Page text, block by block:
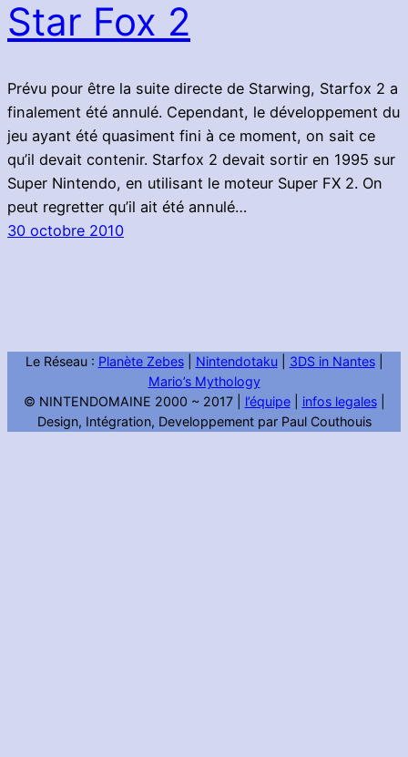
Star Fox 2
Prévu pour être la suite directe de Starwing, Starfox 2 a
finalement été annulé. Cependant, le développement du
jeu ayant été quasiment fini à ce moment, on sait ce
qu’il devait contenir. Starfox 2 devait sortir en 1995 sur
Super Nintendo, en utilisant le moteur Super FX 2. On
peut regretter qu’il ait été annulé…
30 octobre 2010
Le Réseau : Planète Zebes| Nintendotaku| 3DS in Nantes|
Mario’s Mythology
© NINTENDOMAINE 2000 ~ 2017 | l’équipe| infos legales|
Design, Intégration, Developpement par Paul Couthouis